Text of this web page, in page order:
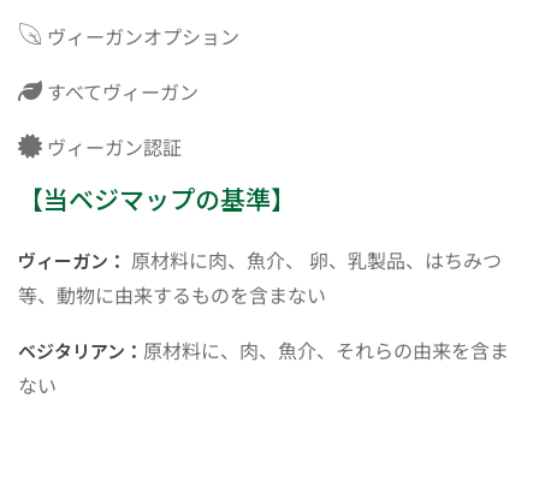
ヴィーガンオプション
すべてヴィーガン
ヴィーガン認証
【当ベジマップの基準】
ヴィーガン： 原材料に肉、魚介、 卵、乳製品、はちみつ
等、動物に由来するものを含まない
ベジタリアン： 原材料に、肉、魚介、それらの由来を含ま
ない